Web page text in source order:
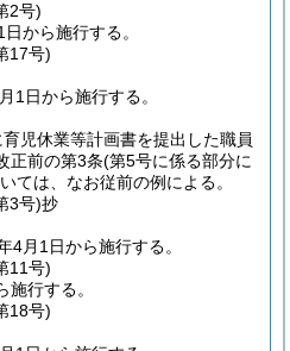
2号)
から施行する。
17号)
1日から施行する。
児休業等計画書を提出した職員
正前の第3条(第5号に係る部分に
ては、なお従前の例による。
3号)抄
4月1日から施行する。
11号)
施行する。
18号)